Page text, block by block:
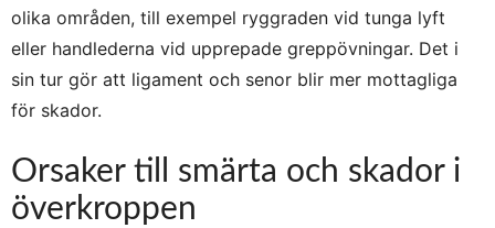
olika områden, till exempel ryggraden vid tunga lyft
eller handlederna vid upprepade greppövningar. Det i
sin tur gör att ligament och senor blir mer mottagliga
för skador.
Orsaker till smärta och skador i
överkroppen